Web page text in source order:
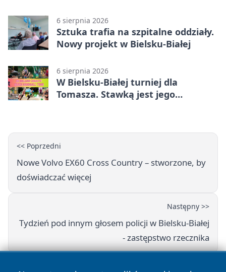
6 sierpnia 2026
Sztuka trafia na szpitalne oddziały.
Nowy projekt w Bielsku-Białej
6 sierpnia 2026
W Bielsku-Białej turniej dla
Tomasza. Stawką jest jego
<< Poprzedni
Nowe Volvo EX60 Cross Country – stworzone, by
doświadczać więcej
Następny >>
Tydzień pod innym głosem policji w Bielsku-Białej
- zastępstwo rzecznika